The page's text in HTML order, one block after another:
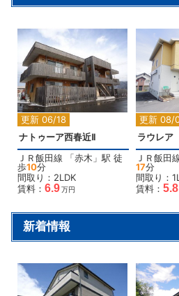
更新 06/18
2
ナトゥーア西春近Ⅱ
ＪＲ飯田線 「赤木 」駅 徒
歩10分
間取り：2LDK
賃料： 6.9万円
更新 08/
ラウレア
ＪＲ飯田
17分
間取り：
賃料： 5.8
新着情報